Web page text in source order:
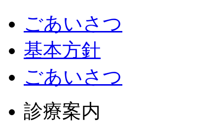
ごあいさつ
基本方針
ごあいさつ
診療案内